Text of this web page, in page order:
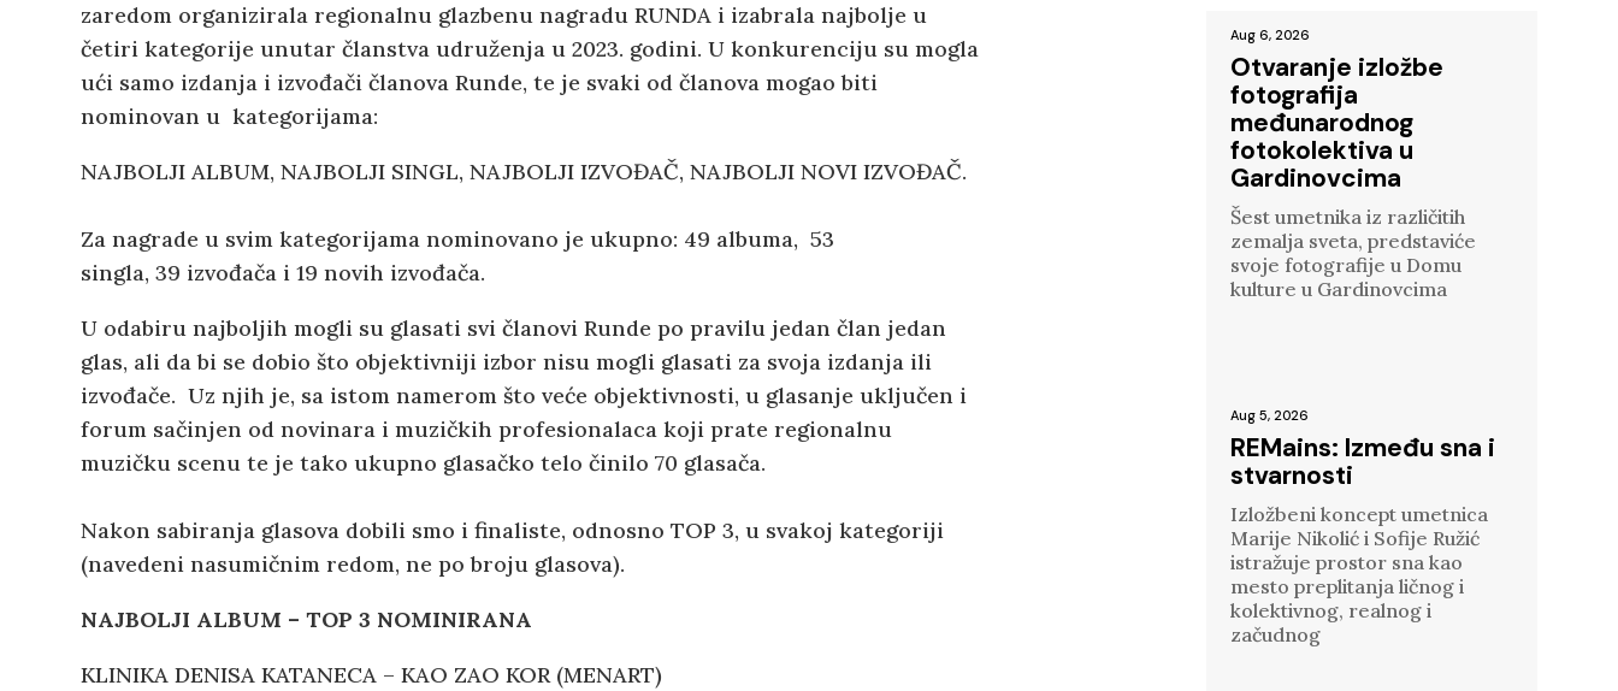
zaredom organizirala regionalnu glazbenu nagradu RUNDA i izabrala najbolje u
četiri kategorije unutar članstva udruženja u 2023. godini. U konkurenciju su mogla
ući samo izdanja i izvođači članova Runde, te je svaki od članova mogao biti
nominovan u kategorijama:
NAJBOLJI ALBUM, NAJBOLJI SINGL, NAJBOLJI IZVOĐAČ, NAJBOLJI NOVI IZVOĐAČ.
Za nagrade u svim kategorijama nominovano je ukupno: 49 albuma, 53
singla, 39 izvođača i 19 novih izvođača.
U odabiru najboljih mogli su glasati svi članovi Runde po pravilu jedan član jedan
glas, ali da bi se dobio što objektivniji izbor nisu mogli glasati za svoja izdanja ili
izvođače. Uz njih je, sa istom namerom što veće objektivnosti, u glasanje uključen i
forum sačinjen od novinara i muzičkih profesionalaca koji prate regionalnu
muzičku scenu te je tako ukupno glasačko telo činilo 70 glasača.
Nakon sabiranja glasova dobili smo i finaliste, odnosno TOP 3, u svakoj kategoriji
(navedeni nasumičnim redom, ne po broju glasova).
NAJBOLJI ALBUM – TOP 3 NOMINIRANA
KLINIKA DENISA KATANECA – KAO ZAO KOR (MENART)
Otvaranje izložbe
fotografija
međunarodnog
fotokolektiva u
Gardinovcima
Aug 6, 2026
Šest umetnika iz različitih
zemalja sveta, predstaviće
svoje fotografije u Domu
kulture u Gardinovcima
REMains: Između sna i
stvarnosti
Aug 5, 2026
Izložbeni koncept umetnica
Marije Nikolić i Sofije Ružić
istražuje prostor sna kao
mesto preplitanja ličnog i
kolektivnog, realnog i
začudnog